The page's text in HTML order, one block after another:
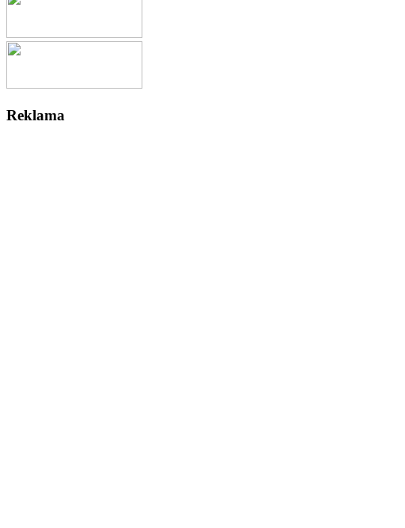
Reklama